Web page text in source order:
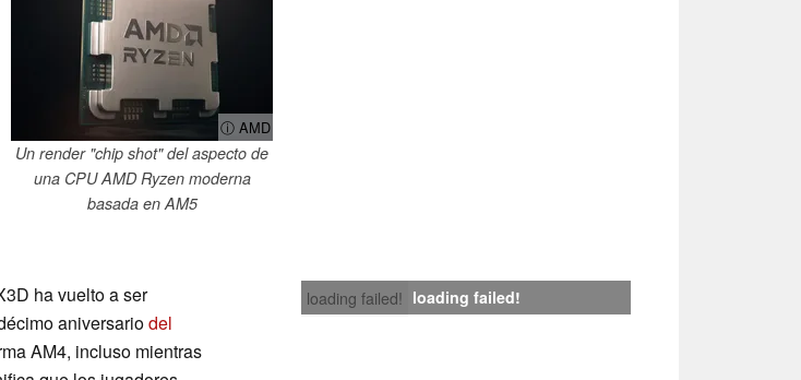
ⓘ AMD
Un render "chip shot" del aspecto de
una CPU AMD Ryzen moderna
basada en AM5
loading failed! loading failed!
ha vuelto a ser
aniversariodel
AM4, incluso mientras